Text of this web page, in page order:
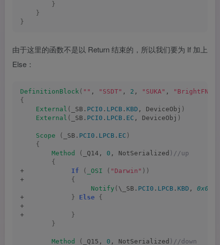
}
}
}
由于这里的函数不是以 Return 结束的，所以我们要为 If 加上
Else：
DefinitionBlock ( "" , "SSDT" , 2 , "SUKA" , "BrightFN"
{
External ( _SB. PCI0 . LPCB . KBD , DeviceObj )
External ( _SB. PCI0 . LPCB . EC , DeviceObj )
Scope ( _SB. PCI0 . LPCB . EC )
{
Method
( _Q14, 0 , NotSerialized )//up
{
+ If ( _OSI ( "Darwin" ))
+ {
Notify ( \_SB. PCI0 . LPCB . KBD , 0x0406
+
} Else {
+
+
}
}
Method ( _Q15, 0 , NotSerialized )//down